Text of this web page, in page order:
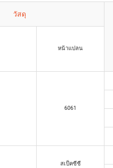
วัสดุ
หน้าแปลน
6061
สเป็คซีซี